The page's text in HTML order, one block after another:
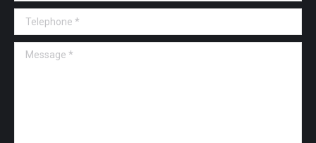
Telephone *
Message *